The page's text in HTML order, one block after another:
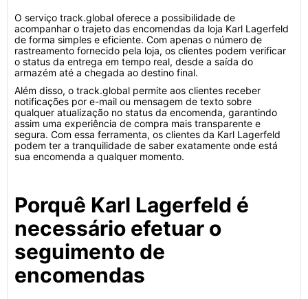
O serviço track.global oferece a possibilidade de
acompanhar o trajeto das encomendas da loja Karl Lagerfeld
de forma simples e eficiente. Com apenas o número de
rastreamento fornecido pela loja, os clientes podem verificar
o status da entrega em tempo real, desde a saída do
armazém até a chegada ao destino final.
Além disso, o track.global permite aos clientes receber
notificações por e-mail ou mensagem de texto sobre
qualquer atualização no status da encomenda, garantindo
assim uma experiência de compra mais transparente e
segura. Com essa ferramenta, os clientes da Karl Lagerfeld
podem ter a tranquilidade de saber exatamente onde está
sua encomenda a qualquer momento.
Porquê Karl Lagerfeld é
necessário efetuar o
seguimento de
encomendas